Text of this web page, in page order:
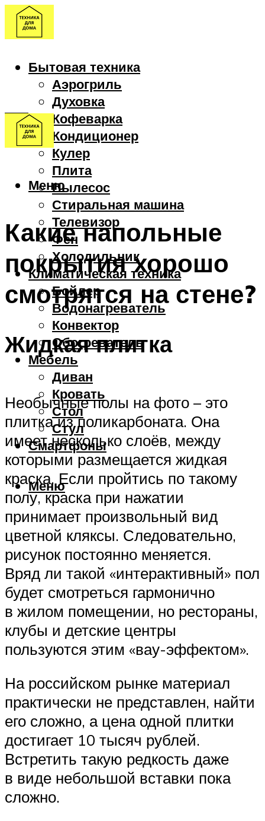
Бытовая техника
Аэрогриль
Духовка
Кофеварка
Кондиционер
Кулер
Плита
Пылесос
Стиральная машина
Телевизор
Фен
Холодильник
Климатическая техника
Бойлер
Водонагреватель
Конвектор
Обогреватель
Мебель
Диван
Кровать
Стол
Стул
Смартфоны
Меню
Меню
Какие напольные
покрытия хорошо
смотрятся на стене?
Жидкая плитка
Необычные полы на фото – это
плитка из поликарбоната. Она
имеет несколько слоёв, между
которыми размещается жидкая
краска. Если пройтись по такому
полу, краска при нажатии
принимает произвольный вид
цветной кляксы. Следовательно,
рисунок постоянно меняется.
Вряд ли такой «интерактивный» пол
будет смотреться гармонично
в жилом помещении, но рестораны,
клубы и детские центры
пользуются этим «вау-эффектом».
На российском рынке материал
практически не представлен, найти
его сложно, а цена одной плитки
достигает 10 тысяч рублей.
Встретить такую редкость даже
в виде небольшой вставки пока
сложно.